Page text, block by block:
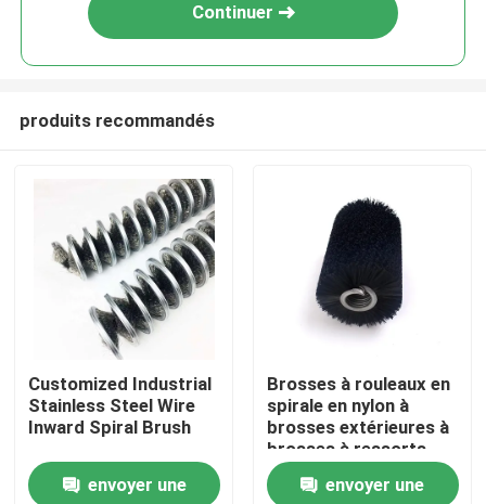
Aperçu
Continuer
produits recommandés
Customized Industrial
Stainless Steel Wire
Inward Spiral Brush
envoyer une
Brosses à rouleaux en
spirale en nylon à
brosses extérieures à
brosses à ressorts
envoyer une